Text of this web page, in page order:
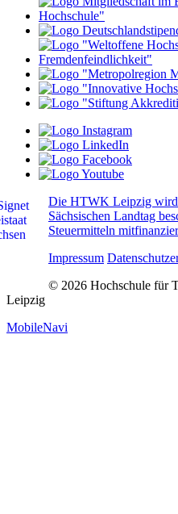
Die HTWK Leipzig wird
Sächsischen Landtag
Steuermitteln
Impressum
© 2026 Hochschule für
Leipzig
MobileNavi